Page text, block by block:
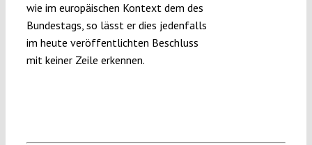
wie im europäischen Kontext dem des
Bundestags, so lässt er dies jedenfalls
im heute veröffentlichten Beschluss
mit keiner Zeile erkennen.